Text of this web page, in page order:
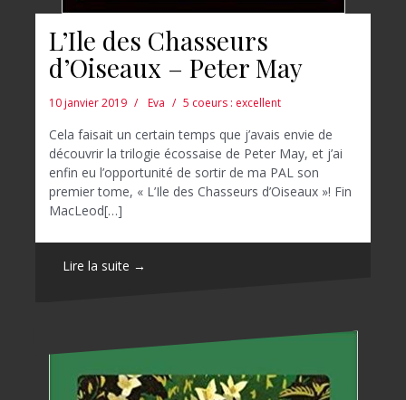
L’Ile des Chasseurs
d’Oiseaux – Peter May
10 janvier 2019 Eva 5 coeurs : excellent
Cela faisait un certain temps que j’avais envie de
découvrir la trilogie écossaise de Peter May, et j’ai
enfin eu l’opportunité de sortir de ma PAL son
premier tome, « L’Ile des Chasseurs d’Oiseaux »! Fin
MacLeod[…]
Lire la suite →